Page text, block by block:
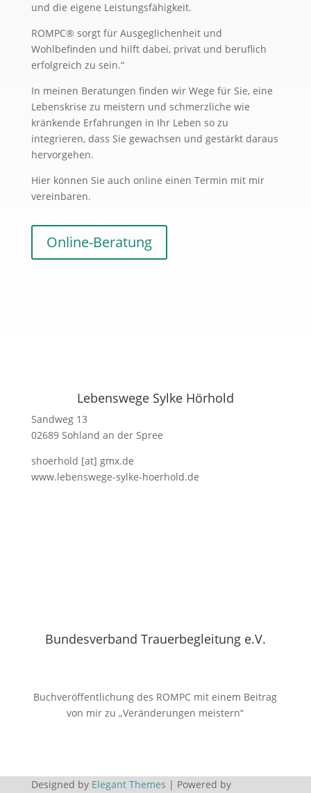
und die eigene Leistungsfähigkeit.
ROMPC® sorgt für Ausgeglichenheit und
Wohlbefinden und hilft dabei, privat und beruflich
erfolgreich zu sein.“
In meinen Beratungen finden wir Wege für Sie, eine
Lebenskrise zu meistern und schmerzliche wie
kränkende Erfahrungen in Ihr Leben so zu
integrieren, dass Sie gewachsen und gestärkt daraus
hervorgehen.
Hier können Sie auch online einen Termin mit mir
vereinbaren.
Online-Beratung
Lebenswege Sylke Hörhold
Sandweg 13
02689 Sohland an der Spree
shoerhold [at] gmx.de
www.lebenswege-sylke-hoerhold.de
Bundesverband Trauerbegleitung e.V.
Buchveröffentlichung des ROMPC mit einem Beitrag
von mir zu „Veränderungen meistern“
Designed by Elegant Themes | Powered by